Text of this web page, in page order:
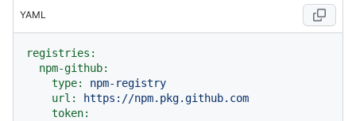
YAML
registries:
npm-github:
type:
npm-registry
url:
https://npm.pkg.github.com
token: